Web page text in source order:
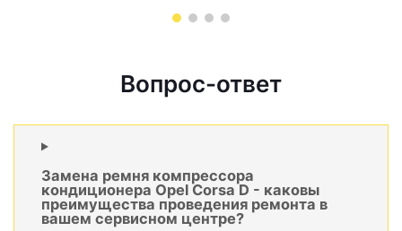
Вопрос-ответ
Замена ремня компрессора
кондиционера Opel Corsa D - каковы
преимущества проведения ремонта в
вашем сервисном центре?